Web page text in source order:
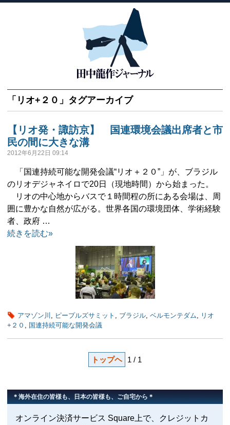
「 リオ+２０ 」タグアーカイブ
【リオ発・諏訪京】 国連環境会議出席者と市
民の間に大きな溝
2012年6月22日 09:14
「国連持続可能な開発会議“リオ＋２０”」が、ブラジル
のリオデジャネイロで20日（現地時間）から始まった。
リオの中心地からバスで１時間程の所にある会場は、周
囲に豊かな自然が広がる。世界各国の環境団体、学術経験
者、政府 …
続きを読む»
アマゾン川 , ピープルズサミット , ブラジル, ベルモンテダム, リオ
+２０ , 国連持続可能な開発会議
トップヘ 1 / 1
＊海外在住の皆様も、日本の皆様も、ご自宅から＊
オンライン決済サービス Square上で、クレジットカ